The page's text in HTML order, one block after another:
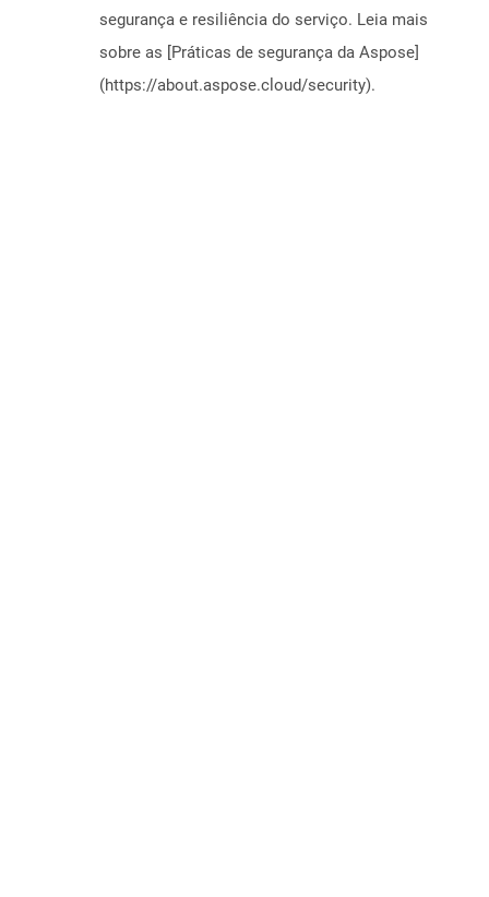
segurança e resiliência do serviço. Leia mais
sobre as [Práticas de segurança da Aspose]
(https://about.aspose.cloud/security).